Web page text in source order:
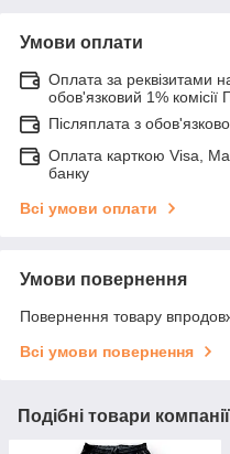
Умови оплати
Оплата за реквізитами
обов'язковий 1% комісії
Післяплата з
Оплата карткою Visa,
банку
Всі умови оплати
Умови повернення
Повернення товару
Всі умови повернення
Подібні товари компанії